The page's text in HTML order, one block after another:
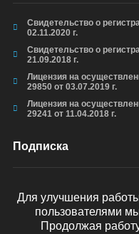
Свидетельство о
02.11.2020 г.
Свидетельство о
21.09.2018 г.
Лицензия на
29850 от 03.07.2019 г.
Лицензия на
29241 от 11.04.2018 г.
Подписка
Для улучшения
пользователями
Продолжая